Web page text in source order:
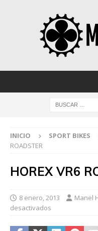
INICIO SPORT BIKES
ROADSTER
HOREX VR6
8 enero, 2013 Manel
desactivados